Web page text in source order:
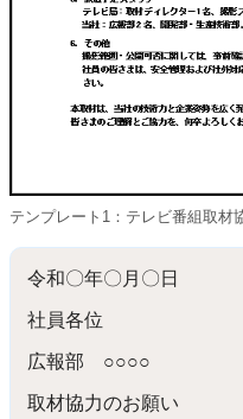
テンプレート1：テレビ番組取材
令和〇年〇月〇日
社員各位
広報部 ○○○○
取材協力のお願い